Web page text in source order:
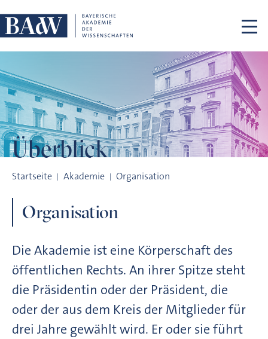
Überblick
Startseite Akademie Organisation
Organisation
Die Akademie ist eine Körperschaft des
öffentlichen Rechts. An ihrer Spitze steht
die Präsidentin oder der Präsident, die
oder der aus dem Kreis der Mitglieder für
drei Jahre gewählt wird. Er oder sie führt